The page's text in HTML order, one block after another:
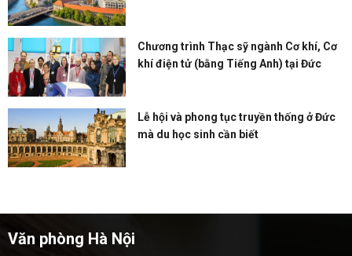
Chương trình Thạc sỹ ngành Cơ khí, Cơ
khí điện tử (bằng Tiếng Anh) tại Đức
Lễ hội và phong tục truyền thống ở Đức
mà du học sinh cần biết
Văn phòng Hà Nội